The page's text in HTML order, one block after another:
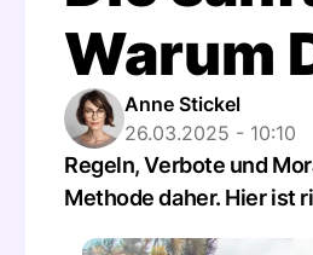
Warum
Anne Stickel
26.03.2025 - 10:10
Regeln, Verbote und
Methode daher. Hier ist